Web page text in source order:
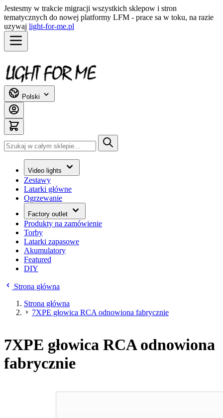
Jestesmy w trakcie migracji wszystkich sklepow i stron
tematycznych do nowej platformy LFM - prace sa w toku, na razie
uzywaj light-for-me.pl
Przejdź do treści
Polski
Szukaj
Video lights
Zestawy
Latarki główne
Ogrzewanie
Factory outlet
Produkty na zamówienie
Torby
Latarki zapasowe
Akumulatory
Featured
DIY
Strona główna
Strona główna
7XPE głowica RCA odnowiona fabrycznie
7XPE głowica RCA odnowiona
fabrycznie